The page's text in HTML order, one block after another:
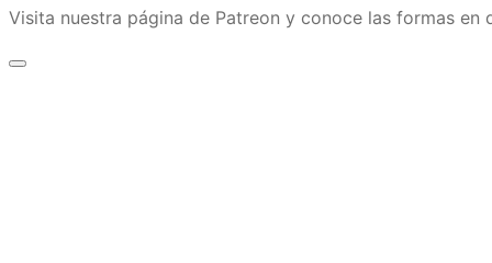
Visita nuestra página de Patreon y conoce las formas en